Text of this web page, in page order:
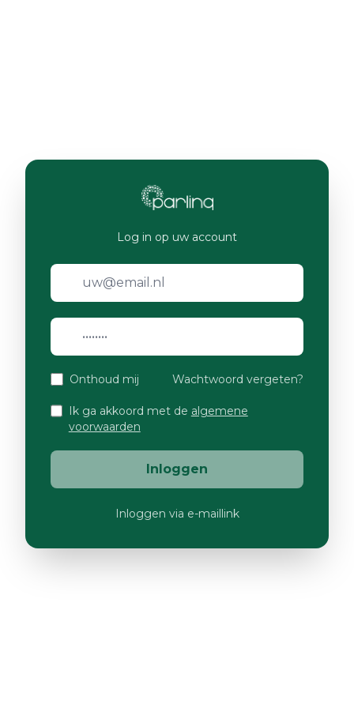
Log in op uw account
Onthoud mij Wachtwoord vergeten?
Ik ga akkoord met de algemene
voorwaarden
Inloggen
Inloggen via e-maillink